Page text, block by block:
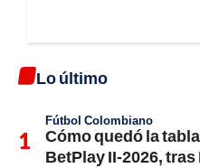
Lo último
Fútbol Colombiano
Cómo quedó la
BetPlay II-2026, tras